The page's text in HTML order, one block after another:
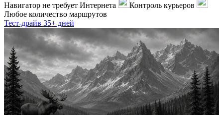
Навигатор не требует Интернета
Контроль курьеров
Любое количество маршрутов
Тест-драйв 35+ дней